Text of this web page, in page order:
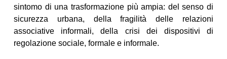
sintomo di una trasformazione più ampia: del senso di
sicurezza urbana, della fragilità delle relazioni
associative informali, della crisi dei dispositivi di
regolazione sociale, formale e informale.